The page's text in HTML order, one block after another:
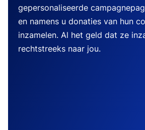
gepersonaliseerde
en namens u donaties van hun
inzamelen. Al het geld dat ze
rechtstreeks naar jou.